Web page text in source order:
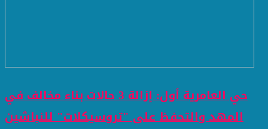
حي العامرية أول: إزالة 3 حالات بناء مخالف في
المهد والتحفظ على "تروسيكلات" للنباشين